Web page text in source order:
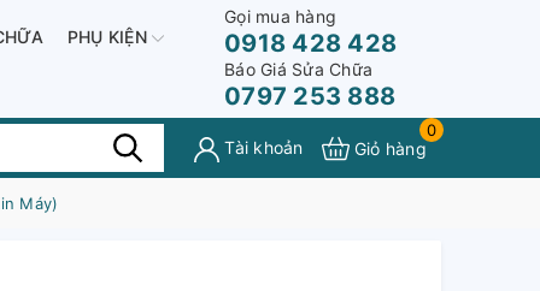
PHỤ KIỆN
Gọi mua hàng
0918 428 428
Báo Giá Sửa Chữa
0797 253 888
Tài khoản
0
Giỏ hàng
Máy)